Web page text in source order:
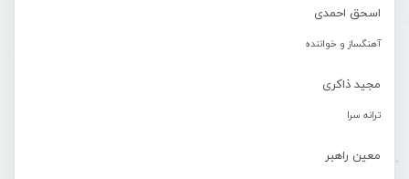
اسحق احمدی
آهنگساز و خواننده
مجید ذاکری
ترانه سرا
معین راهبر